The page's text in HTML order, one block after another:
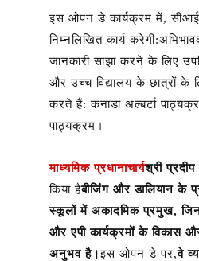
इस ओपन डे कार्यक्रम में,
निम्नलिखित कार्य करेगी:
जानकारी साझा करने के लिए
और उच्च विद्यालय के छात्रों के
करते हैं: कनाडा अल्बर्टा
पाठ्यक्रम।
माध्यमिक प्रधानाचार्यश्री
किया हैबीजिंग और डालियान के
स्कूलों में अकादमिक प्रमुख,
और एपी कार्यक्रमों के विकास
अनुभव है।इस ओपन डे पर,वे